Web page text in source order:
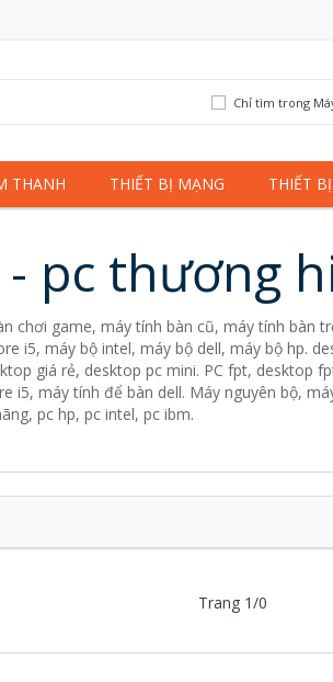
Chỉ tìm trong
THANH THIẾT BỊ MẠNG THIẾT
pc thương
chơi game, máy tính bàn cũ, máy tính bàn
i5, máy bộ intel, máy bộ dell, máy bộ hp.
giá rẻ, desktop pc mini. PC fpt, desktop
i5, máy tính để bàn dell. Máy nguyên bộ,
pc hp, pc intel, pc ibm.
Trang 1/0